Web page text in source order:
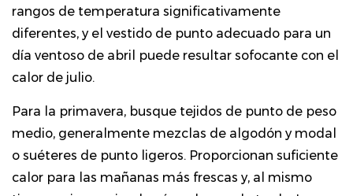
rangos de temperatura significativamente
diferentes, y el vestido de punto adecuado para un
día ventoso de abril puede resultar sofocante con el
calor de julio.
Para la primavera, busque tejidos de punto de peso
medio, generalmente mezclas de algodón y modal
o suéteres de punto ligeros. Proporcionan suficiente
calor para las mañanas más frescas y, al mismo